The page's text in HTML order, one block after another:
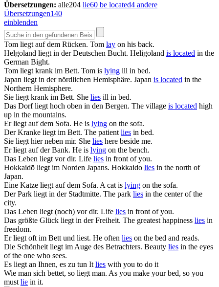
Übersetzungen: alle204 lie60 be located4 andere
Übersetzungen140
einblenden
Tom liegtauf dem Rücken. Tom lay on his back.
Helgoland liegtin der Deutschen Bucht. Heligoland is located in the
German Bight.
Tom liegtkrank im Bett. Tom is lying ill in bed.
Japan liegtin der nördlichen Hemisphäre. Japan is located in the
Northern Hemisphere.
Sie liegtkrank im Bett. She lies ill in bed.
Das Dorfliegthoch oben in den Bergen. The village is located high
up in the mountains.
Erliegtauf dem Sofa. He is lying on the sofa.
Der Kranke liegtim Bett. The patientlies in bed.
Sie liegthier neben mir. She lies here beside me.
Erliegtauf der Bank. He is lying on the bench.
Das Leben liegtvor dir. Life lies in front of you.
Hokkaidō liegtim Norden Japans. Hokkaido lies in the north of
Japan.
Eine Katze liegtauf dem Sofa. A cat is lying on the sofa.
Der Park liegtin der Stadtmitte. The park lies in the center of the
city.
Das Leben liegt(noch) vor dir. Life lies in front of you.
Das größte Glück liegtin der Freiheit. The greatest happiness lies in
freedom.
Erliegtoft im Bett und liest. He often lies on the bed and reads.
Die Schönheitliegtim Auge des Betrachters. Beauty lies in the eyes
of the one who sees.
Es liegtan Ihnen, es zu tun Itlies with you to do it
Wie man sich bettet, so liegtman. As you make your bed, so you
mustlie in it.